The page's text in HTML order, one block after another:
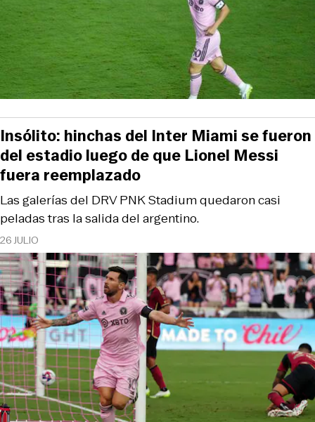
26 JULIO
Las galerías del DRV PNK Stadium quedaron casi
peladas tras la salida del argentino.
Insólito: hinchas del Inter Miami se fueron
del estadio luego de que Lionel Messi
fuera reemplazado